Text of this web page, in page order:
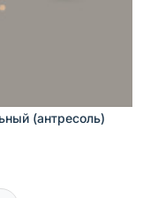
(антресоль)